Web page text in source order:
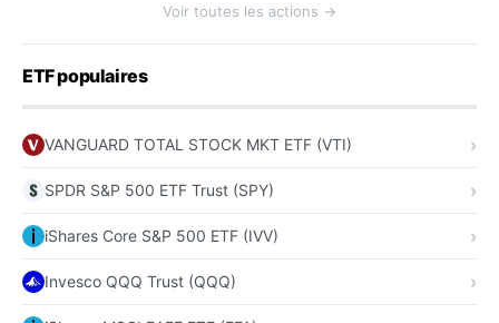
Voir toutes les actions →
ETF populaires
VANGUARD TOTAL STOCK MKT ETF (VTI)
SPDR S&P 500 ETF Trust (SPY)
iShares Core S&P 500 ETF (IVV)
Invesco QQQ Trust (QQQ)